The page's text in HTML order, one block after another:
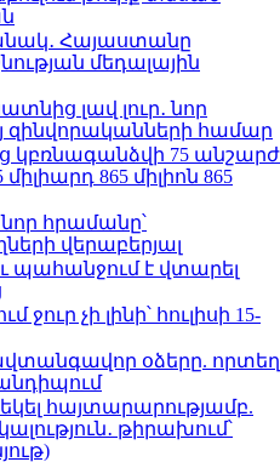
Հայաստանը
մեդալային
լավ լուր․ նոր
զինվորականների համար
կբռնագանձվի 75 անշարժ
865 միլիոն 865
հրամանը՝
վերաբերյալ
պահանջում է վտարել
չի լինի՝ հուլիսի 15-
օձերը. որտեղ
հայտարարությամբ.
թիրախում՝